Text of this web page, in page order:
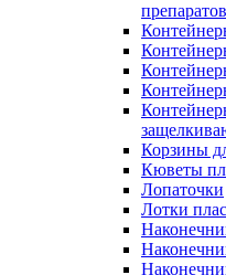
препаратов
Корзины
Кюветы
Лопаточки
Лотки